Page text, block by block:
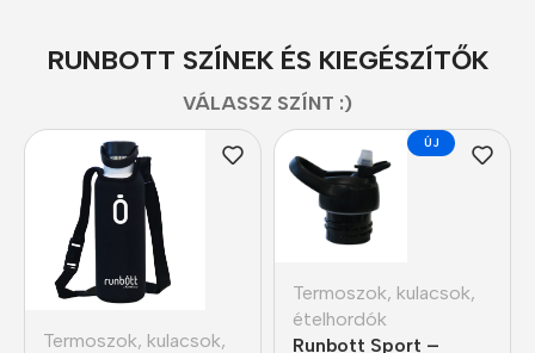
RUNBOTT SZÍNEK ÉS KIEGÉSZÍTŐK
VÁLASSZ SZÍNT :)
Termoszok, kulacsok,
ÚJ
Termoszok, kulacsok,
ételhordók
Runbott Sport –